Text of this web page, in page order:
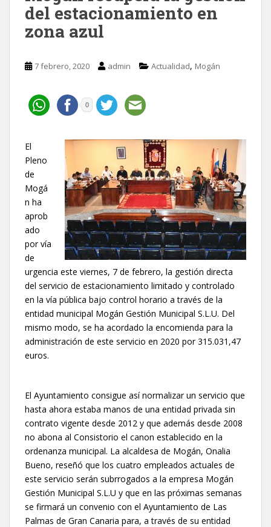
del estacionamiento en
zona azul
7 febrero, 2020 admin Actualidad, Mogán
0
El
Pleno
de
Mogá
n ha
aprob
ado
por vía
de
urgencia este viernes, 7 de febrero, la gestión directa
del servicio de estacionamiento limitado y controlado
en la vía pública bajo control horario a través de la
entidad municipal Mogán Gestión Municipal S.L.U. Del
mismo modo, se ha acordado la encomienda para la
administración de este servicio en 2020 por 315.031,47
euros.
El Ayuntamiento consigue así normalizar un servicio que
hasta ahora estaba manos de una entidad privada sin
contrato vigente desde 2012 y que además desde 2008
no abona al Consistorio el canon establecido en la
ordenanza municipal. La alcaldesa de Mogán, Onalia
Bueno, reseñó que los cuatro empleados actuales de
este servicio serán subrrogados a la empresa Mogán
Gestión Municipal S.L.U y que en las próximas semanas
se firmará un convenio con el Ayuntamiento de Las
Palmas de Gran Canaria para, a través de su entidad